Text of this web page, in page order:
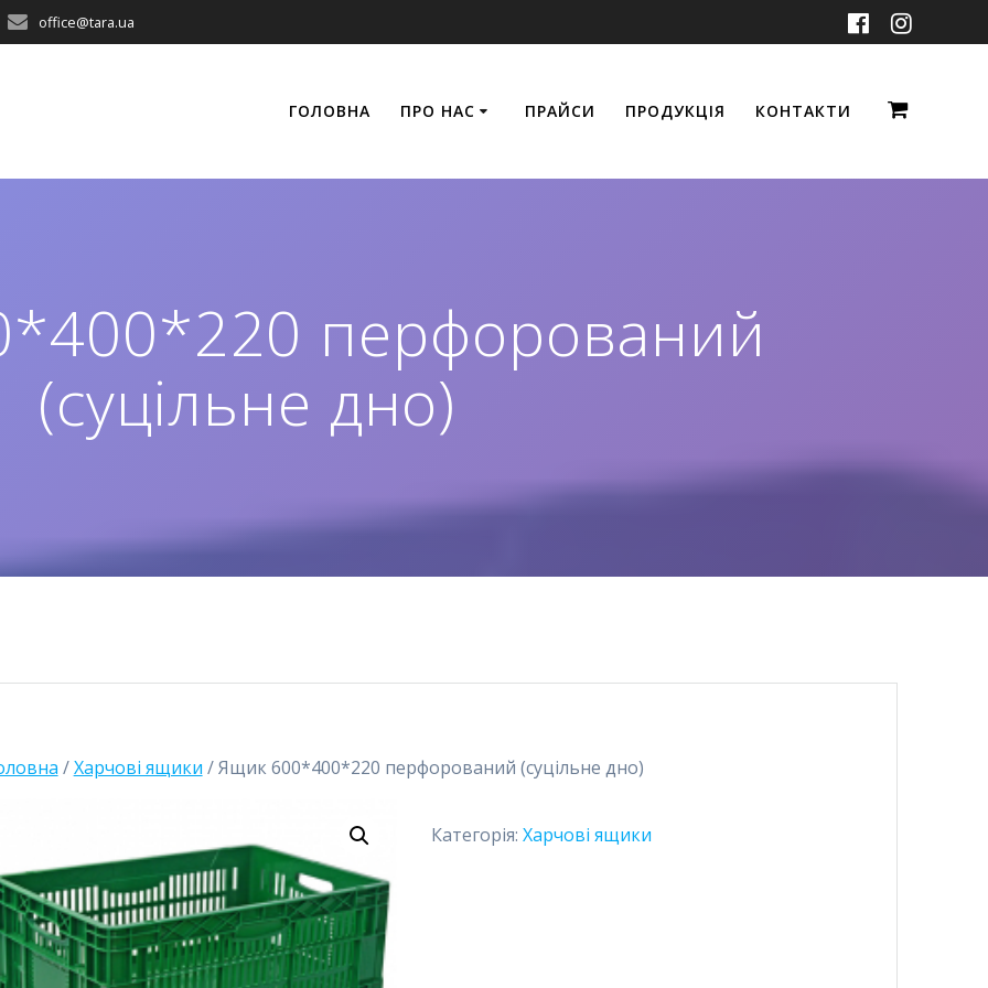
office@tara.ua
ГОЛОВНА ПРО НАС ПРАЙСИ ПРОДУКЦІЯ КОНТАКТИ
перфорований
(суцільне дно)
/Харчові ящики / Ящик 600*400*220 перфорований (суцільне дно)
Категорія: Харчові ящики